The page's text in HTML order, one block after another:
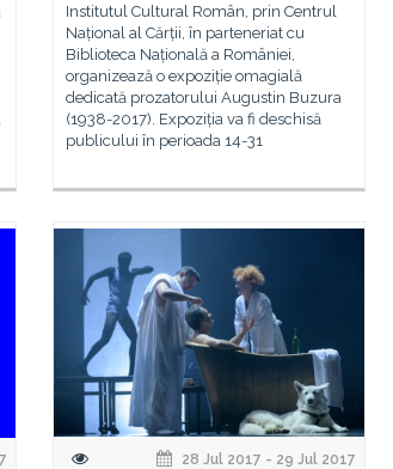
Institutul Cultural Român, prin Centrul
Național al Cărții, în parteneriat cu
Biblioteca Națională a României,
organizează o expoziție omagială
dedicată prozatorului Augustin Buzura
(1938-2017). Expoziția va fi deschisă
publicului în perioada 14-31
28 Jul 2017 - 29 Jul 2017